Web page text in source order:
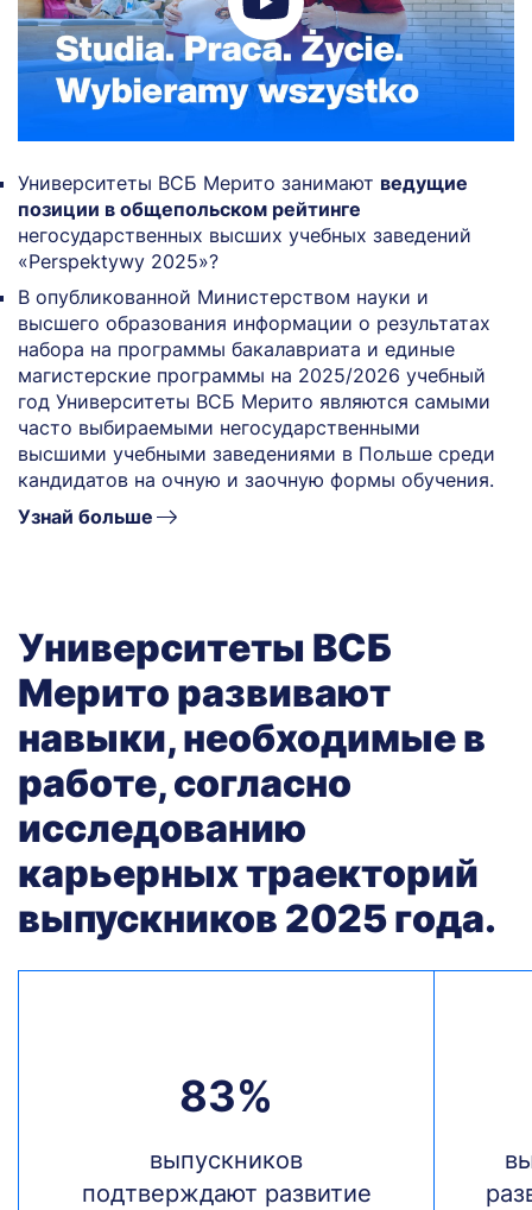
Университеты ВСБ Мерито занимают ведущие
позиции в общепольском рейтинге
негосударственных высших учебных заведений
«Perspektywy 2025»?
В опубликованной Министерством науки и
высшего образования информации о результатах
набора на программы бакалавриата и единые
магистерские программы на 2025/2026 учебный
год Университеты ВСБ Мерито являются самыми
часто выбираемыми негосударственными
высшими учебными заведениями в Польше среди
кандидатов на очную и заочную формы обучения.
Узнай больше
Университеты ВСБ
Мерито развивают
навыки, необходимые в
работе, согласно
исследованию
карьерных траекторий
выпускников 2025 года.
83%
выпускников
подтверждают развитие